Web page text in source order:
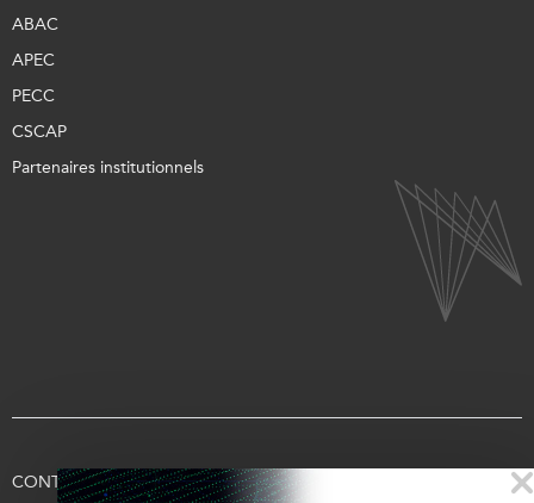
ABAC
APEC
PECC
CSCAP
Partenaires institutionnels
CONTACTEZ-NOUS CONDITIONS D’UTILISATION